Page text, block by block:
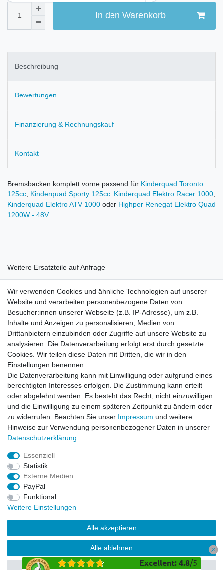
In den Warenkorb
Beschreibung
Bewertungen
Finanzierung & Rechnungskauf
Kontakt
Bremsbacken komplett vorne passend für Kinderquad Toronto
125cc, Kinderquad Sporty 125cc, Kinderquad Elektro Racer 1000,
Kinderquad Elektro ATV 1000 oder Highper Renegat Elektro Quad
1200W - 48V
Weitere Ersatzteile auf Anfrage
Rechtliches
AGB
Widerrufsrecht
Impressum
Datenschutzerklärung
Service
Kontakt
Datenschutzerklärung
FAQ / Ratgeber
Kinderquad
E-Bikes / Pedelecs
Dirt Bike & Pocketbike
Quad & ATV
Kinderbuggy | Gokart
© Copyright 2026 | Alle Rechte vorbehalten.
Excellent: 4.8/5
Wir verwenden Cookies und ähnliche Technologien auf unserer
Website und verarbeiten personenbezogene Daten von
Besucher:innen unserer Webseite (z.B. IP-Adresse), um z.B.
Inhalte und Anzeigen zu personalisieren, Medien von
Drittanbietern einzubinden oder Zugriffe auf unsere Website zu
analysieren. Die Datenverarbeitung erfolgt erst durch gesetzte
Cookies. Wir teilen diese Daten mit Dritten, die wir in den
Einstellungen benennen.
Die Datenverarbeitung kann mit Einwilligung oder aufgrund eines
berechtigten Interesses erfolgen. Die Zustimmung kann erteilt
oder abgelehnt werden. Es besteht das Recht, nicht einzuwilligen
und die Einwilligung zu einem späteren Zeitpunkt zu ändern oder
zu widerrufen. Beachten Sie unser Impressum und weitere
Hinweise zur Verwendung personenbezogener Daten in unserer
Daten­schutz­erklärung
Essenziell
Statistik
Externe Medien
PayPal
Funktional
Weitere Einstellungen
Alle akzeptieren
Alle ablehnen
Auswahl akzeptieren